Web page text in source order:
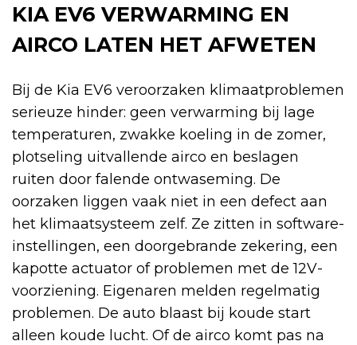
KIA EV6 VERWARMING EN
AIRCO LATEN HET AFWETEN
Bij de Kia EV6 veroorzaken klimaatproblemen
serieuze hinder: geen verwarming bij lage
temperaturen, zwakke koeling in de zomer,
plotseling uitvallende airco en beslagen
ruiten door falende ontwaseming. De
oorzaken liggen vaak niet in een defect aan
het klimaatsysteem zelf. Ze zitten in software-
instellingen, een doorgebrande zekering, een
kapotte actuator of problemen met de 12V-
voorziening. Eigenaren melden regelmatig
problemen. De auto blaast bij koude start
alleen koude lucht. Of de airco komt pas na